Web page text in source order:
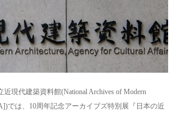
現代建築資料館(National Archives of Modern
では、10周年記念アーカイブズ特別展『日本の近